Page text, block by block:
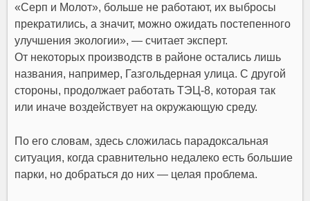
«Серп и Молот», больше не работают, их выбросы
прекратились, а значит, можно ожидать постепенного
улучшения экологии», — считает эксперт.
От некоторых производств в районе остались лишь
названия, например, Газгольдерная улица. С другой
стороны, продолжает работать ТЭЦ-8, которая так
или иначе воздействует на окружающую среду.
По его словам, здесь сложилась парадоксальная
ситуация, когда сравнительно недалеко есть большие
парки, но добраться до них — целая проблема.